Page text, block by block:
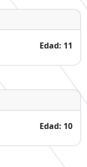
Edad: 11
Edad: 10